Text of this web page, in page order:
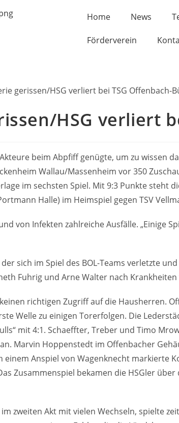
Home News
Förderverein
HSG verliert
beim Abpfiff genügte, um zu wissen
Wallau/Massenheim vor 350
im sechsten Spiel. Mit 9:3 Punkte
Halle) im Heimspiel gegen TSV
von Infekten zahlreiche Ausfälle. „Einige
sich im Spiel des BOL-Teams verletzte
Fuhrig und Arne Walter nach
richtigen Zugriff auf die Hausherren.
Welle zu einigen Torerfolgen. Die
mit 4:1. Schaeffter, Treber und Timo
Marvin Hoppenstedt im Offenbacher
Anspiel von Wagenknecht markierte
Zusammenspiel bekamen die HSGler
zweiten Akt mit vielen Wechseln, spielte